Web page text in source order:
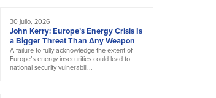
30 julio, 2026
John Kerry: Europe’s Energy Crisis Is
a Bigger Threat Than Any Weapon
A failure to fully acknowledge the extent of
Europe’s energy insecurities could lead to
national security vulnerabili...